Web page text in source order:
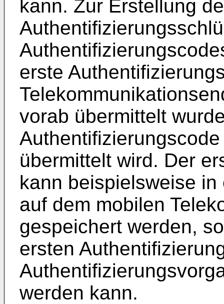
kann. Zur Erstellung
erste
vorab übermittelt
übermittelt wird. Der
kann beispielsweise
auf dem mobilen
gespeichert werden,
ersten
werden kann.